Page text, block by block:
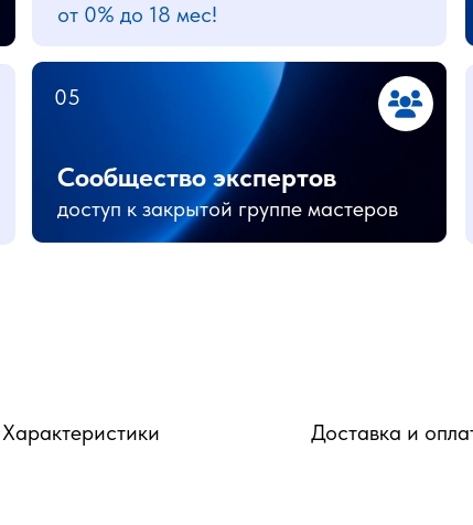
от 0% до 18 мес!
05
доступ к закрытой группе мастеров
Сообщество экспертов
Характеристики Доставка и